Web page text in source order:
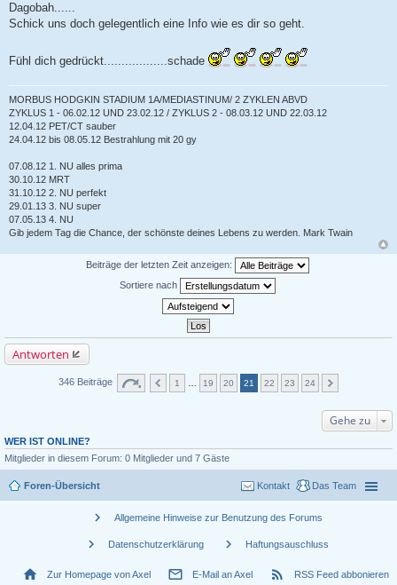
Dagobah......
Schick uns doch gelegentlich eine Info wie es dir so geht.
Fühl dich gedrückt..................schade
MORBUS HODGKIN STADIUM 1A/MEDIASTINUM/ 2 ZYKLEN ABVD
ZYKLUS 1 - 06.02.12 UND 23.02.12 / ZYKLUS 2 - 08.03.12 UND 22.03.12
12.04.12 PET/CT sauber
24.04.12 bis 08.05.12 Bestrahlung mit 20 gy
07.08.12 1. NU alles prima
30.10.12 MRT
31.10.12 2. NU perfekt
29.01.13 3. NU super
07.05.13 4. NU
Gib jedem Tag die Chance, der schönste deines Lebens zu werden. Mark Twain
Beiträge der letzten Zeit anzeigen:
Sortiere nach
Antworten
346 Beiträge 1 … 19 20 21 22 23 24
Gehe zu
WER IST ONLINE?
Mitglieder in diesem Forum: 0 Mitglieder und 7 Gäste
Foren-Übersicht Das Team
Kontakt
chevron_right Allgemeine Hinweise zur Benutzung des Forums
chevron_right Datenschutzerklärung chevron_right Haftungsauschluss
home Zur Homepage von Axel mail_outline E-Mail an Axel rss_feed RSS Feed abbonieren